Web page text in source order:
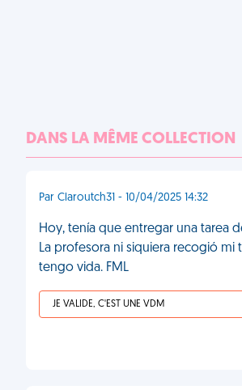
DANS LA MÊME COLLECTION
Par Claroutch31 - 10/04/2025 14:32
Hoy, tenía que entregar una tarea
La profesora ni siquiera recogió mi
tengo vida. FML
JE VALIDE, C'EST UNE VDM